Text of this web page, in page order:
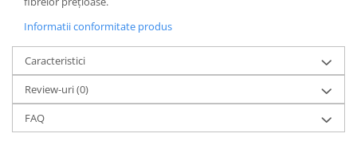
Informatii conformitate produs
Caracteristici
Review-uri(0)
FAQ